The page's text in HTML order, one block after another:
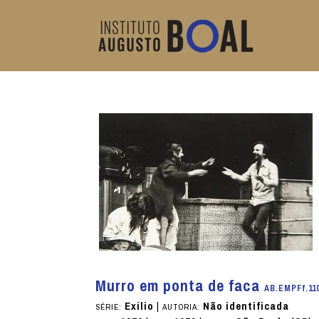
Murro em ponta de faca
SÉRIE: Exílio |AUTORIA: Não identificada